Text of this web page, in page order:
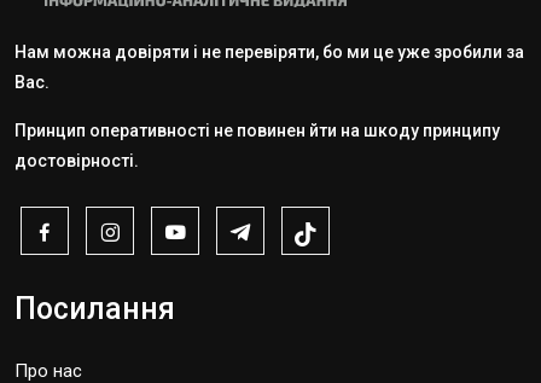
Нам можна довіряти і не перевіряти, бо ми це уже зробили за
Вас.
Принцип оперативності не повинен йти на шкоду принципу
достовірності.
Посилання
Про нас